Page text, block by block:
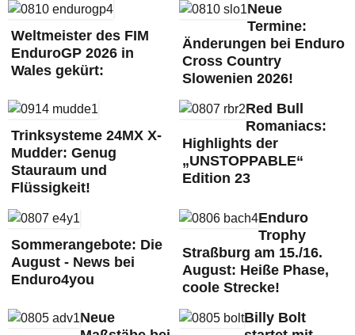
Weltmeister des FIM
EnduroGP 2026 in
Wales gekürt:
Neue
Termine:
Änderungen bei Enduro
Cross Country
Slowenien 2026!
Trinksysteme 24MX X-
Mudder: Genug
Stauraum und
Flüssigkeit!
Red Bull
Romaniacs:
Highlights der
„UNSTOPPABLE“
Edition 23
Sommerangebote: Die
August - News bei
Enduro4you
Enduro
Trophy
Straßburg am 15./16.
August: Heiße Phase,
coole Strecke!
Neue
Billy Bolt